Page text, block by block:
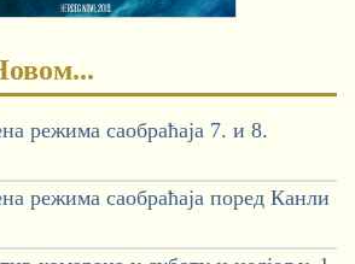
режима саобраћаја 7. и 8.
режима саобраћаја поред Канли